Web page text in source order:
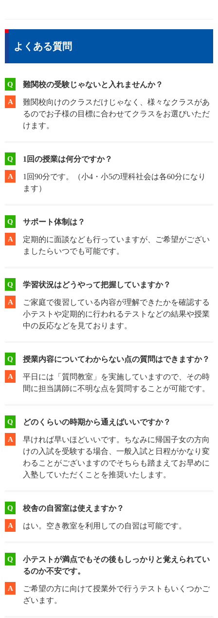
よくある質問
Q 難関校の受験じゃないと入れませんか？
A
難関校向けのクラスだけじゃなく、様々なクラスがあ
るのでお子様の目標に合わせてクラスをお選びいただ
けます。
Q 1回の授業は何分ですか？
A
1回90分です。（小4・小5の理科社会は各60分になり
ます）
Q サポート体制は？
A
定期的に面談なども行っていますが、ご希望がござい
ましたらいつでも可能です。
Q 学習状況はどうやって把握していますか？
A
ご家庭で復習している内容が理解できたかを確認する
小テストや定期的に行われるテストなどの結果や授業
中の反応などを見ております。
Q 授業内容についてわからない点の質問はできますか？
A
平日には「質問教室」を実施していますので、その時
間に担当講師に不明な点を質問することが可能です。
Q どのくらいの時期から通えばいいですか？
A
早ければ早いほどいいです。ちなみに帰国子女の方向
けの入試を受験する場合、一般入試と日程がかなり変
わることがございますのでそちらも踏まえてお早めに
入塾していただくことを推奨いたします。
Q 校舎の自習室は使えますか？
A はい。空き教室を利用しての自習は可能です。
Q
小テストが満点でもその後もしっかりと覚えられてい
るのか不安です。
A
ご希望の方に向けて授業外で行うテストもいくつかご
ざいます。